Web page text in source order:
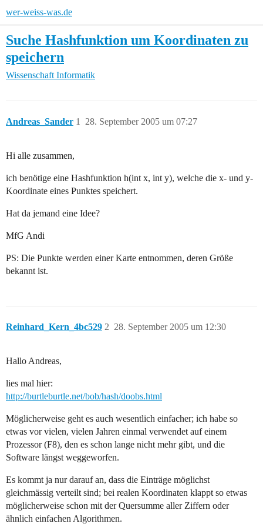
wer-weiss-was.de
Suche Hashfunktion um Koordinaten zu
speichern
Wissenschaft Informatik
Andreas_Sander 28. September 2005 um 07:27
1
Hi alle zusammen,
ich benötige eine Hashfunktion h(int x, int y), welche die x- und y-
Koordinate eines Punktes speichert.
Hat da jemand eine Idee?
MfG Andi
PS: Die Punkte werden einer Karte entnommen, deren Größe
bekannt ist.
Reinhard_Kern_4bc529 28. September 2005 um 12:30
2
Hallo Andreas,
lies mal hier:
http://burtleburtle.net/bob/hash/doobs.html
Möglicherweise geht es auch wesentlich einfacher; ich habe so
etwas vor vielen, vielen Jahren einmal verwendet auf einem
Prozessor (F8), den es schon lange nicht mehr gibt, und die
Software längst weggeworfen.
Es kommt ja nur darauf an, dass die Einträge möglichst
gleichmässig verteilt sind; bei realen Koordinaten klappt so etwas
möglicherweise schon mit der Quersumme aller Ziffern oder
ähnlich einfachen Algorithmen.